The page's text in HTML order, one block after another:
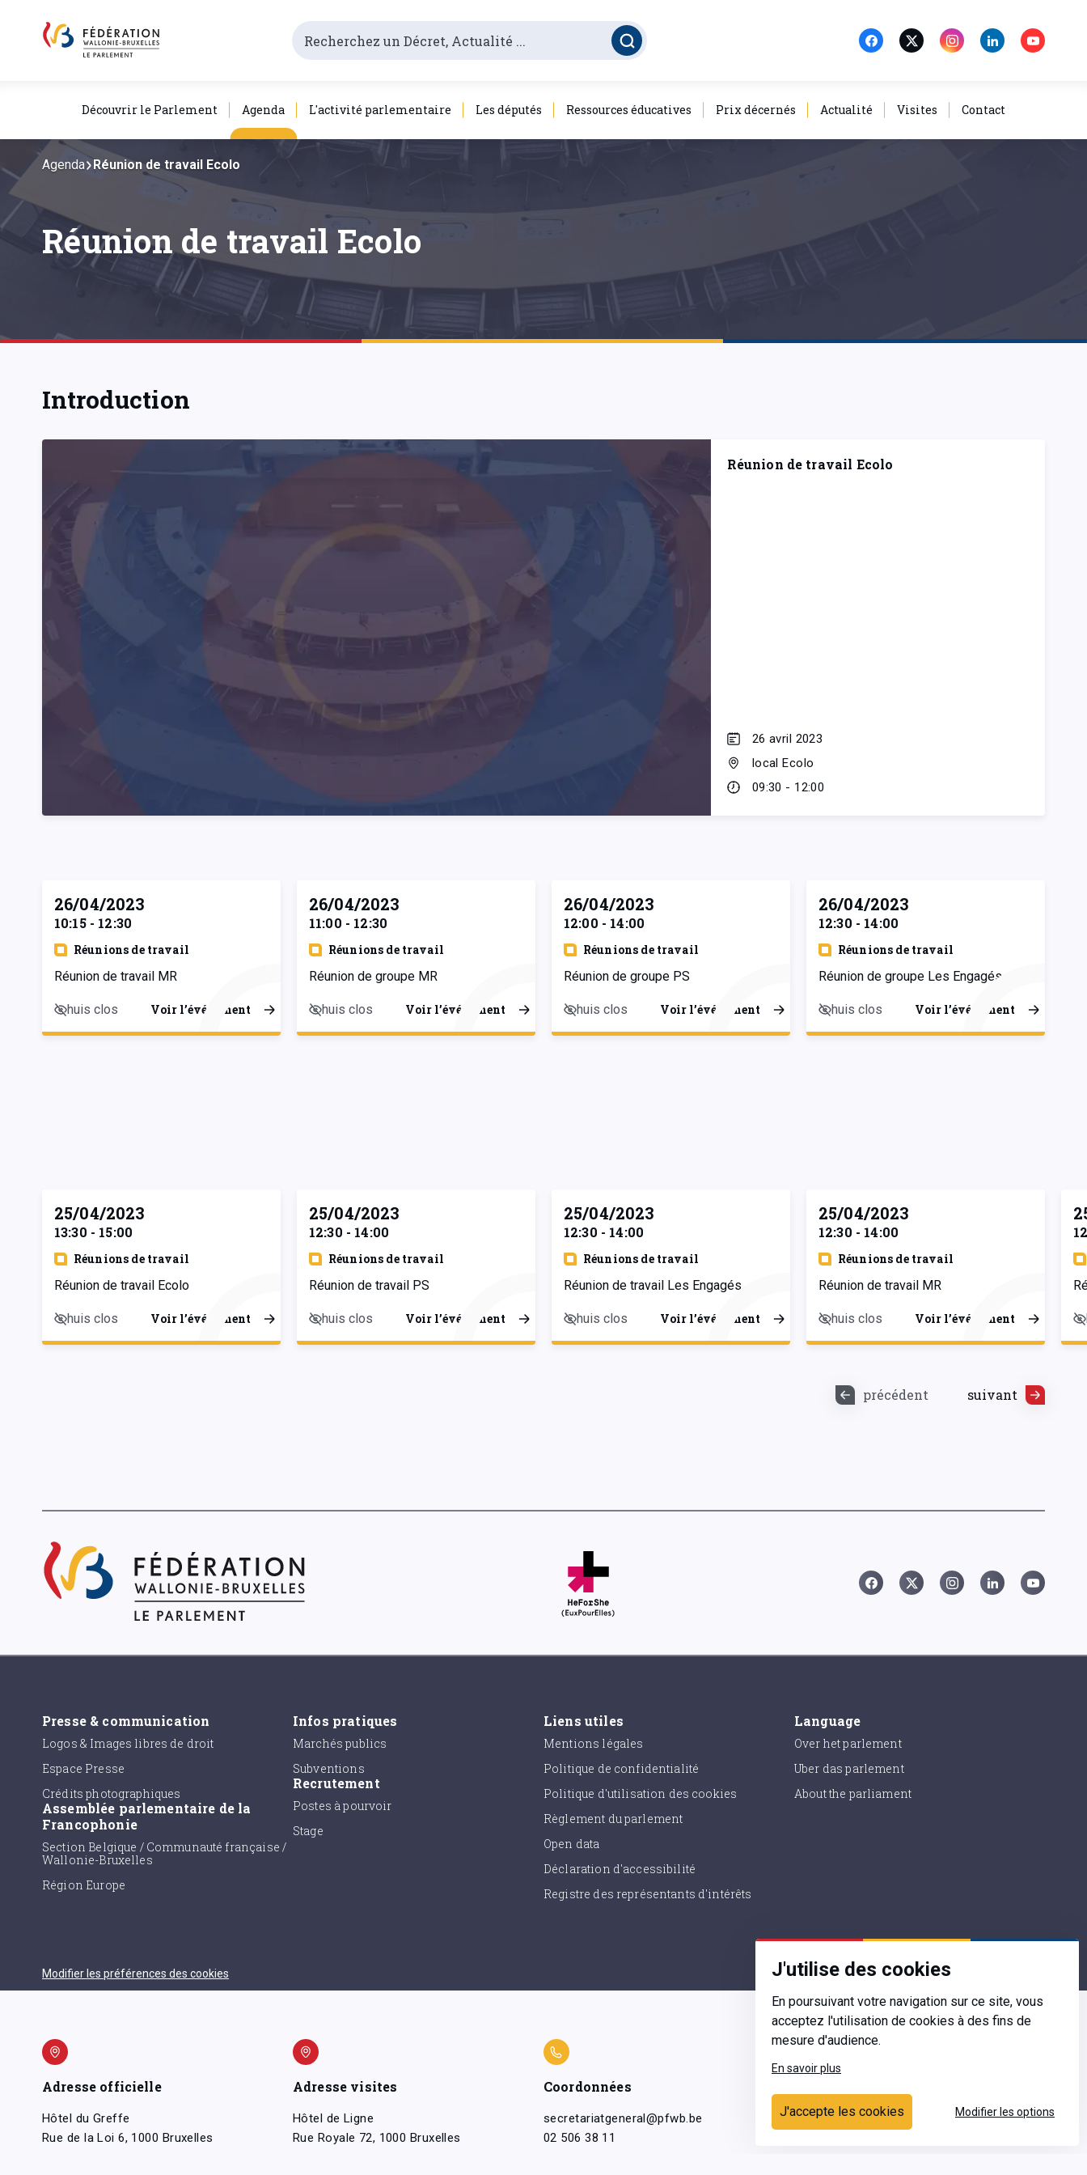
J'utilise des cookies
En poursuivant votre navigation sur ce site, vous
acceptez l'utilisation de cookies à des fins de
mesure d'audience.
En savoir plus
J'accepte les cookies Modifier les options
Découvrir le Parlement Agenda L'activité parlementaire Les députés Ressources éducatives Prix décernés Actualité Visites Contact
Réunion de travail Ecolo
Agenda Réunion de travail Ecolo
Introduction
Réunion de travail Ecolo
26 avril 2023
local Ecolo
09:30 - 12:00
26/04/2023
10:15 - 12:30
Réunions de travail
Réunion de travail MR
huis clos Voir l’événement
26/04/2023
11:00 - 12:30
Réunions de travail
Réunion de groupe MR
huis clos Voir l’événement
26/04/2023
12:00 - 14:00
Réunions de travail
Réunion de groupe PS
huis clos Voir l’événement
26/04/2023
12:30 - 14:00
Réunions de travail
Réunion de groupe Les Engagés
huis clos Voir l’événement
25/04/2023
13:30 - 15:00
Réunions de travail
Réunion de travail Ecolo
huis clos Voir l’événement
25/04/2023
12:30 - 14:00
Réunions de travail
Réunion de travail PS
huis clos Voir l’événement
25/04/2023
12:30 - 14:00
Réunions de travail
Réunion de travail Les Engagés
huis clos Voir l’événement
25/04/2023
12:30 - 14:00
Réunions de travail
Réunion de travail MR
huis clos Voir l’événement
précédent suivant
Presse & communication
Logos & Images libres de droit
Espace Presse
Crédits photographiques
Assemblée parlementaire de la
Francophonie
Section Belgique / Communauté française /
Wallonie-Bruxelles
Région Europe
Infos pratiques
Marchés publics
Subventions
Recrutement
Postes à pourvoir
Stage
Liens utiles
Mentions légales
Politique de confidentialité
Politique d'utilisation des cookies
Règlement du parlement
Open data
Déclaration d'accessibilité
Registre des représentants d'intérêts
Language
Over het parlement
Uber das parlement
About the parliament
Modifier les préférences des cookies
Adresse officielle
Hôtel du Greffe
Rue de la Loi 6, 1000 Bruxelles
Adresse visites
Hôtel de Ligne
Rue Royale 72, 1000 Bruxelles
Coordonnées
secretariatgeneral@pfwb.be
02 506 38 11
Ecrivez-nous